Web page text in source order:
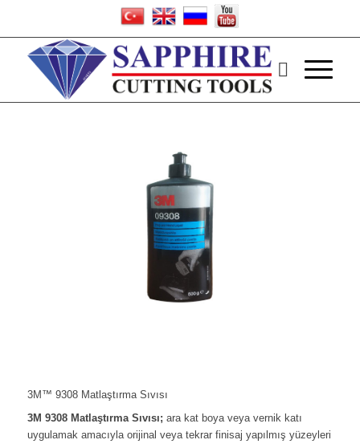
3M™ 9308 Matlaştırma Sıvısı
3M 9308 Matlaştırma Sıvısı; ara kat boya veya vernik katı
uygulamak amacıyla orijinal veya tekrar finisaj yapılmış yüzeyleri